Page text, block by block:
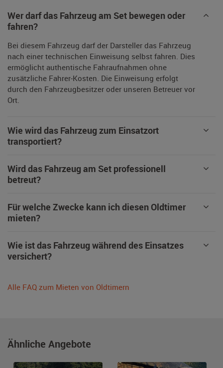
Wer darf das Fahrzeug am Set bewegen oder
fahren?
Bei diesem Fahrzeug darf der Darsteller das Fahrzeug
nach einer technischen Einweisung selbst fahren. Dies
ermöglicht authentische Fahraufnahmen ohne
zusätzliche Fahrer-Kosten. Die Einweisung erfolgt
durch den Fahrzeugbesitzer oder unseren Betreuer vor
Ort.
Wie wird das Fahrzeug zum Einsatzort
transportiert?
Wird das Fahrzeug am Set professionell
betreut?
Für welche Zwecke kann ich diesen Oldtimer
mieten?
Wie ist das Fahrzeug während des Einsatzes
versichert?
Alle FAQ zum Mieten von Oldtimern
Ähnliche Angebote